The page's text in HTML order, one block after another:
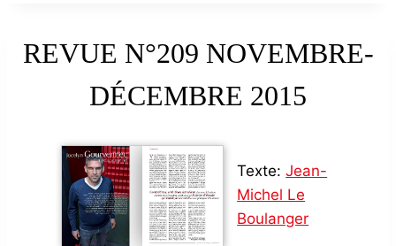
REVUE N°209 NOVEMBRE-
DÉCEMBRE 2015
Texte: Jean-
Michel Le
Boulanger